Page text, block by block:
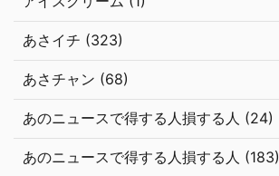
あさイチ (323)
あさチャン (68)
あのニュースで得する人損する人 (24)
あのニュースで得する人損する人 (183)